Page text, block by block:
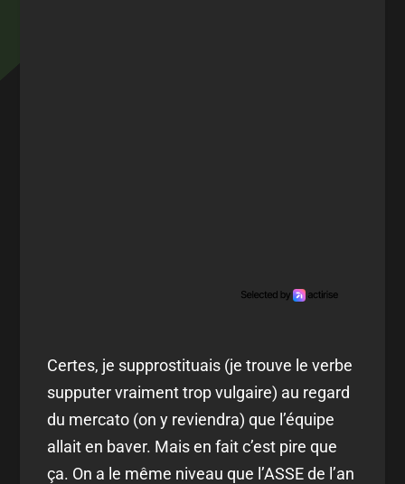
Certes, je supprostituais (je trouve le verbe
supputer vraiment trop vulgaire) au regard
du mercato (on y reviendra) que l’équipe
allait en baver. Mais en fait c’est pire que
ça. On a le même niveau que l’ASSE de l’an